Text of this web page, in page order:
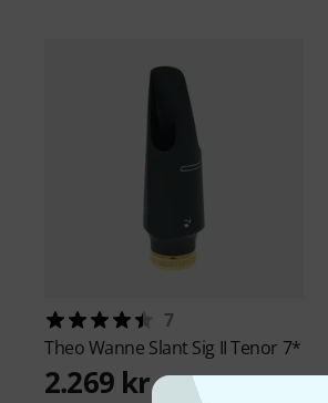
7
Theo Wanne Slant Sig II Tenor 7*
2.269 kr